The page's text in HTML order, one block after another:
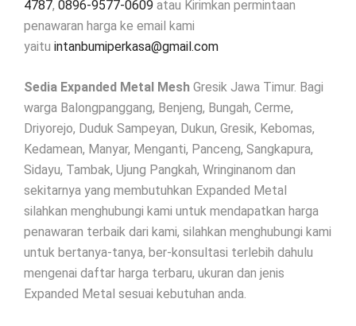
4787, 0896-9577-0609 atau Kirimkan permintaan
penawaran harga ke email kami
yaitu intanbumiperkasa@gmail.com
Sedia Expanded Metal Mesh Gresik Jawa Timur. Bagi
warga Balongpanggang, Benjeng, Bungah, Cerme,
Driyorejo, Duduk Sampeyan, Dukun, Gresik, Kebomas,
Kedamean, Manyar, Menganti, Panceng, Sangkapura,
Sidayu, Tambak, Ujung Pangkah, Wringinanom dan
sekitarnya yang membutuhkan Expanded Metal
silahkan menghubungi kami untuk mendapatkan harga
penawaran terbaik dari kami, silahkan menghubungi kami
untuk bertanya-tanya, ber-konsultasi terlebih dahulu
mengenai daftar harga terbaru, ukuran dan jenis
Expanded Metal sesuai kebutuhan anda.